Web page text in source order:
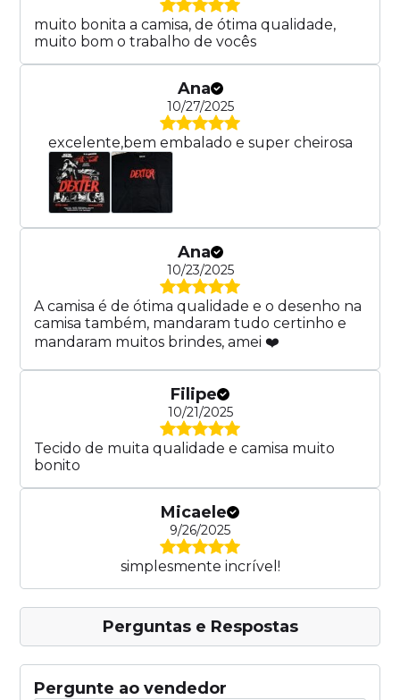
muito bonita a camisa, de ótima qualidade,
muito bom o trabalho de vocês
Ana
10/27/2025
excelente,bem embalado e super cheirosa
Ana
10/23/2025
A camisa é de ótima qualidade e o desenho na
camisa também, mandaram tudo certinho e
mandaram muitos brindes, amei ❤️
Filipe
10/21/2025
Tecido de muita qualidade e camisa muito
bonito
Micaele
9/26/2025
simplesmente incrível!
Perguntas e Respostas
Pergunte ao vendedor